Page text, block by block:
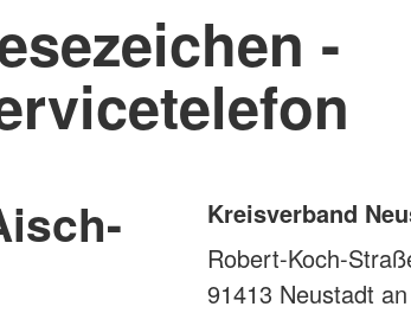
-
Kreisverband
Robert-Koch-
91413 Neustadt